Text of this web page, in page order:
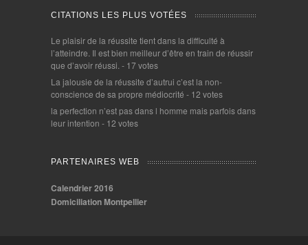
CITATIONS LES PLUS VOTÉES
Le plaisir de la réussite tient dans la difficulté à
l’atteindre. Il est bien meilleur d’être en train de réussir
que d’avoir réussi. - 17 votes
La jalousie de la réussite d’autrui c’est la non-
conscience de sa propre médiocrité - 12 votes
la perfection n’est pas dans l homme mais parfois dans
leur intention - 12 votes
PARTENAIRES WEB
Calendrier 2016
Domiciliation Montpellier